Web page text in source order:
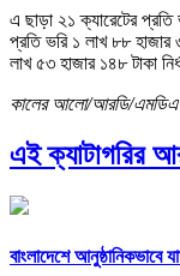
এ ছাড়া ২১ ক্যারেটের প্রতি
প্রতি ভরি ১ লাখ ৮৮ হাজার
লাখ ৫৩ হাজার ১৪৮ টাকা
কালের আলো/আরডি/
এই ক্যাটাগরির
বাংলাদেশে